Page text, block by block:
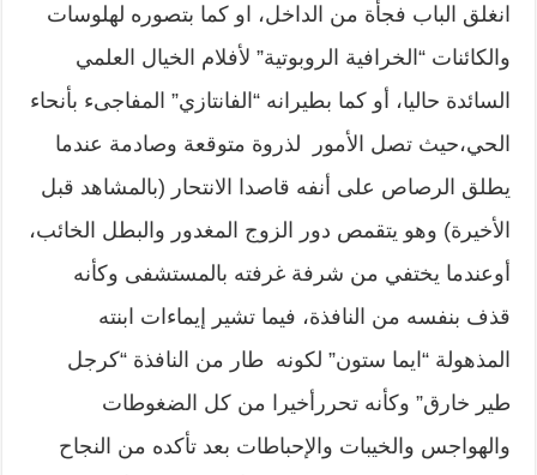
انغلق الباب فجأة من الداخل، او كما بتصوره لهلوسات
والكائنات “الخرافية الروبوتية” لأفلام الخيال العلمي
السائدة حاليا، أو كما بطيرانه “الفانتازي” المفاجىء بأنحاء
الحي،حيث تصل الأمور لذروة متوقعة وصادمة عندما
يطلق الرصاص على أنفه قاصدا الانتحار (بالمشاهد قبل
الأخيرة) وهو يتقمص دور الزوج المغدور والبطل الخائب،
أوعندما يختفي من شرفة غرفته بالمستشفى وكأنه
قذف بنفسه من النافذة، فيما تشير إيماءات ابنته
المذهولة “ايما ستون” لكونه طار من النافذة “كرجل
طير خارق” وكأنه تحررأخيرا من كل الضغوطات
والهواجس والخيبات والإحباطات بعد تأكده من النجاح